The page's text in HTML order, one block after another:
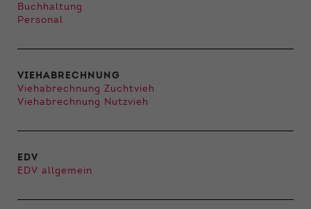
Buchhaltung
Personal
VIEHABRECHNUNG
Viehabrechnung Zuchtvieh
Viehabrechnung Nutzvieh
EDV
EDV allgemein